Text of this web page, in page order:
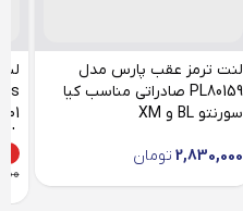
لنت ترمز عقب پارس مدل
PL80159 صادراتی مناسب کیا
سورنتو BL و XM
2,830,000 تومان
BL